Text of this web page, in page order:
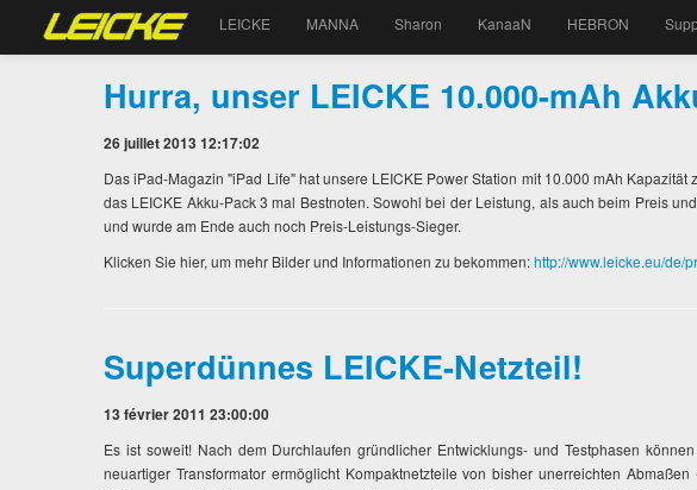
LEICKE MANNA Sharon KanaaN HEBRON
Hurra, unser LEICKE 10.000-mAh
26 juillet 2013 12:17:02
Das iPad-Magazin "iPad Life" hat unsere LEICKE Power Station mit 10.000 mAh
das LEICKE Akku-Pack 3 mal Bestnoten. Sowohl bei der Leistung, als auch beim Preis
und wurde am Ende auch noch Preis-Leistungs-Sieger.
Klicken Sie hier, um mehr Bilder und Informationen zu bekommen:http://www.leicke.eu/de/
Superdünnes LEICKE-Netzteil!
13 février 2011 23:00:00
Es ist soweit! Nach dem Durchlaufen gründlicher Entwicklungs- und Testphasen
neuartiger Transformator ermöglicht Kompaktnetzteile von bisher unerreichten